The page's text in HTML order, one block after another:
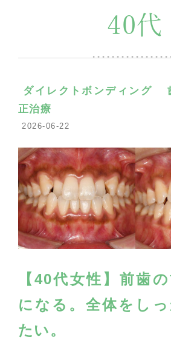
40代
ダイレクトボンディング
正治療
2026-06-22
【40代女性】前歯
になる。全体をし
たい。